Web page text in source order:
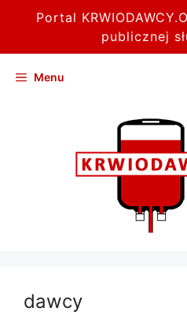
Portal
publicznej
Menu
dawcy